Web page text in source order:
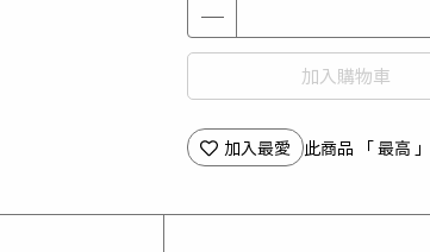
加入購物車
加入最愛 此商品 「 最高